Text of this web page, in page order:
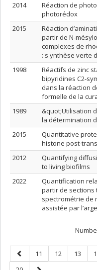
2014
Réaction de
photorédox
2015
Réaction
partir de N-
complexes de
: s ynthèse verte
1998
Réactifs de zinc
bipyridines C2-
dans la réaction
formelle de la
1989
&quot;Utilisation
la détermination
2015
Quantitative
histone post-
2012
Quantifying
to living biofilms
2022
Quantification
partir de sections
spectrométrie de
assistée par
Previous
page
Page
11 Page
12 Page
13